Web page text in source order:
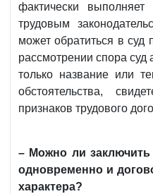
фактически
трудовым
может обратиться в
рассмотрении спора суд
только название или
обстоятельства,
признаков трудового
– Можно ли
одновременно и
характера?